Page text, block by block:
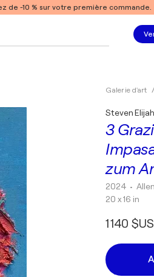
de -10 % sur votre première commande.
Galerie d'art
3
zum
Steven
2024 •
20 x 16 in
1 140 $US